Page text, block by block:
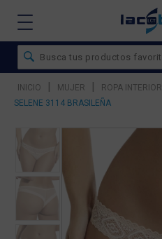
INICIO | MUJER | ROPA INTERIOR
SELENE 3114 BRASILEÑA